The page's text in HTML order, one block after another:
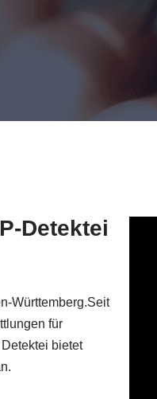
Detektei
Württemberg.Seit
für
bietet